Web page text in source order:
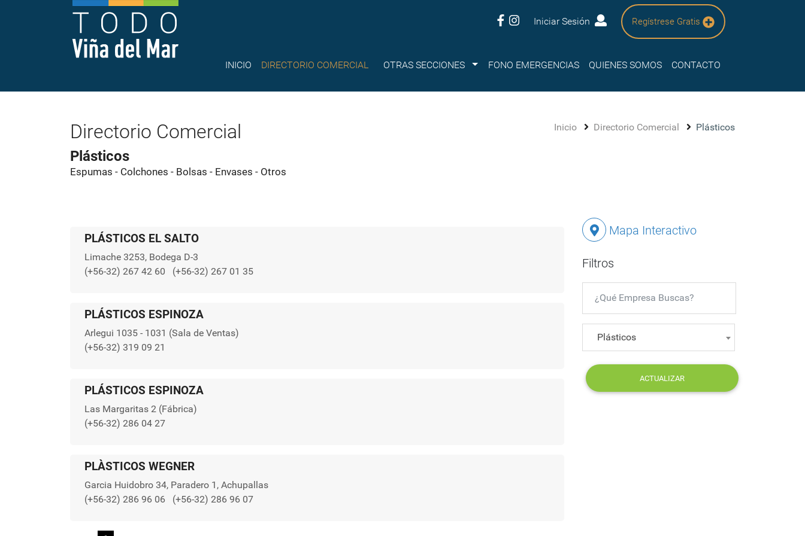
Iniciar Sesión Regístrese Gratis
INICIO DIRECTORIO COMERCIAL OTRAS SECCIONES Submenu
FONO EMERGENCIAS QUIENES SOMOS CONTACTO
Directorio Comercial
Plásticos
Espumas - Colchones - Bolsas - Envases - Otros
Inicio Directorio Comercial Plásticos
Mapa Interactivo
Filtros
Plásticos
ACTUALIZAR
PLÁSTICOS EL SALTO
Limache 3253, Bodega D-3
(+56-32) 267 42 60
(+56-32) 267 01 35
PLÁSTICOS ESPINOZA
Arlegui 1035 - 1031 (Sala de Ventas)
(+56-32) 319 09 21
PLÁSTICOS ESPINOZA
Las Margaritas 2 (Fábrica)
(+56-32) 286 04 27
PLÀSTICOS WEGNER
Garcia Huidobro 34, Paradero 1, Achupallas
(+56-32) 286 96 06
(+56-32) 286 96 07